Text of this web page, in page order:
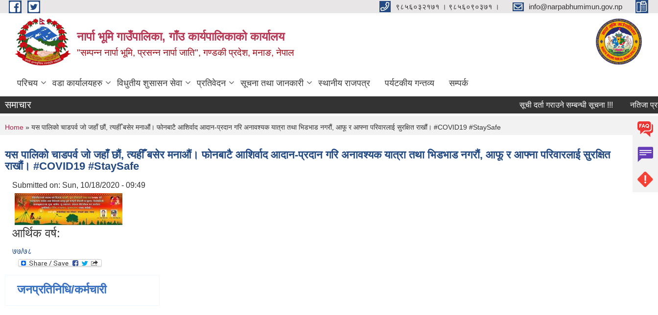
Skip to main content ९८५६०३२१७१ । ९८५६०९०३७१ । info@narpabhumimun.gov.np
नार्पा भूमि गाउँपालिका, गाँउ कार्यपालिकाको कार्यालय
"सम्पन्न नार्पा भूमि, प्रसन्न नार्पा जाति", गण्डकी प्रदेश, मनाङ, नेपाल
परिचय वडा कार्यालयहरु विधुतीय शुसासन सेवा प्रतिवेदन सूचना तथा जानकारी स्थानीय राजपत्र पर्यटकीय गन्तव्य सम्पर्क
समाचार सूची दर्ता गराउने सम्बन्धी सूचना !!! नतिजा
You are here
Home » यस पालिको चाडपर्व जो जहाँ छौं, त्यहीँ बसेर मनाऔं। फोनबाटै आशिर्वाद आदान-प्रदान गरि अनावश्यक यात्रा तथा भिडभाड नगरौं, आफू र आफ्ना परिवारलाई सुरक्षित राखौं। #COVID19 #StaySafe
यस पालिको चाडपर्व जो जहाँ छौं, त्यहीँ बसेर मनाऔं। फोनबाटै आशिर्वाद आदान-प्रदान गरि अनावश्यक यात्रा तथा भिडभाड नगरौं, आफू र आफ्ना परिवारलाई सुरक्षित
राखौं। #COVID19 #StaySafe
Submitted on: Sun, 10/18/2020 - 09:49
आर्थिक वर्ष:
७७/७८
जनप्रतिनिधि/कर्मचारी